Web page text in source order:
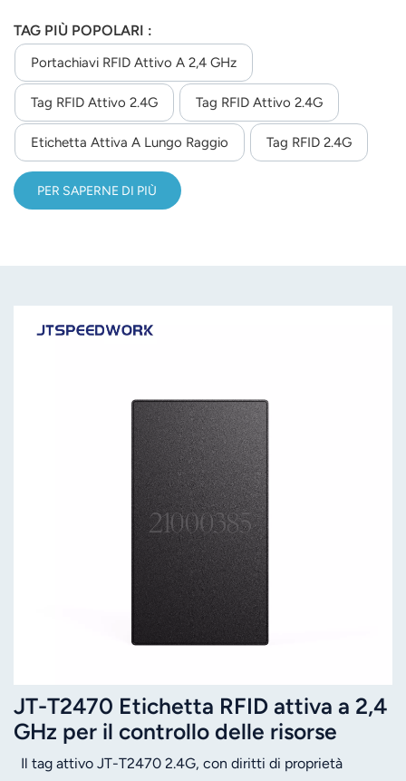
anche aiutare i clienti a sviluppare il logo.
TAG PIÙ POPOLARI :
Portachiavi RFID Attivo A 2,4 GHz
Tag RFID Attivo 2.4G Tag RFID Attivo 2.4G
Etichetta Attiva A Lungo Raggio Tag RFID 2.4G
PER SAPERNE DI PIÙ
JT-T2470 Etichetta RFID attiva a 2,4
GHz per il controllo delle risorse
Il tag attivo JT-T2470 2.4G, con diritti di proprietà